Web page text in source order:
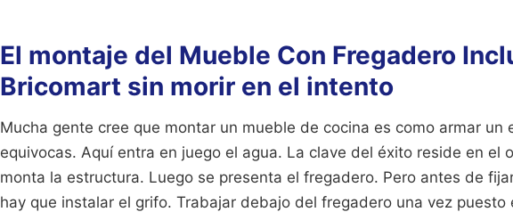
El montaje del Mueble Con Fregadero
Bricomart sin morir en el intento
Mucha gente cree que montar un mueble de cocina es como armar un
equivocas. Aquí entra en juego el agua. La clave del éxito reside en el
monta la estructura. Luego se presenta el fregadero. Pero antes de
hay que instalar el grifo. Trabajar debajo del fregadero una vez puesto